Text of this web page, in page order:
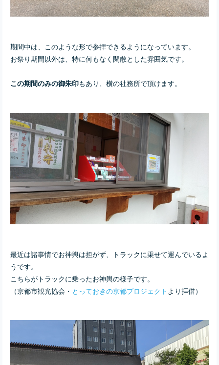
期間中は、このような形で参拝できるようになっています。
お祭り期間以外は、特に何もなく閑散とした雰囲気です。
この期間のみの御朱印もあり、横の社務所で頂けます。
最近は諸事情でお神輿は担がず、トラックに乗せて運んでいるよ
うです。
こちらがトラックに乗ったお神輿の様子です。
（京都市観光協会・ とっておきの京都プロジェクト より拝借）